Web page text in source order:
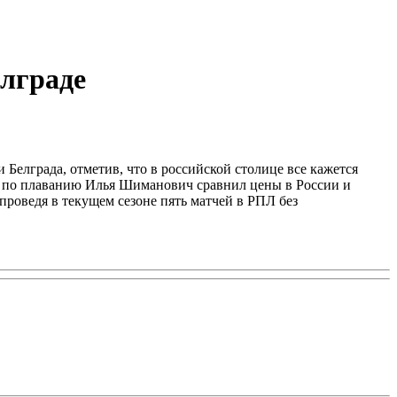
отметив, что в российской столице все кажется
по плаванию Илья Шиманович сравнил цены в России и
в текущем сезоне пять матчей в РПЛ без